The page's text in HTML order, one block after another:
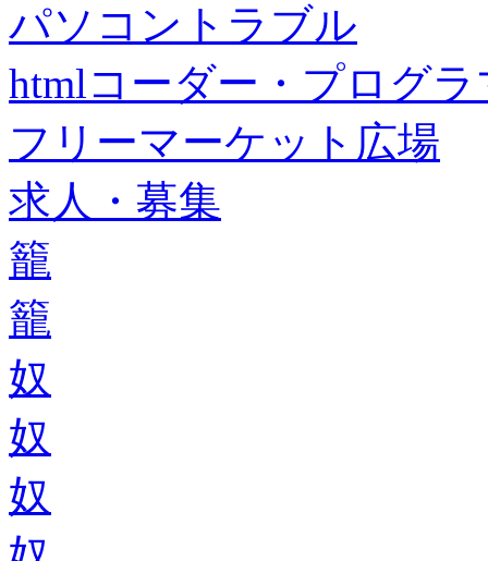
パソコントラブル
htmlコーダー・プログラ
フリーマーケット広場
求人・募集
籠
籠
奴
奴
奴